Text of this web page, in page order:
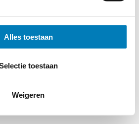
Alles toestaan
toestaan
Weigeren